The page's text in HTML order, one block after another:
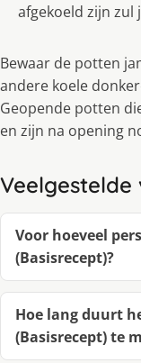
afgekoeld zijn zul
Bewaar de potten
andere koele
Geopende potten
en zijn na opening
Veelgestelde
Voor hoeveel
(Basisrecept)?
Hoe lang duurt
(Basisrecept) te